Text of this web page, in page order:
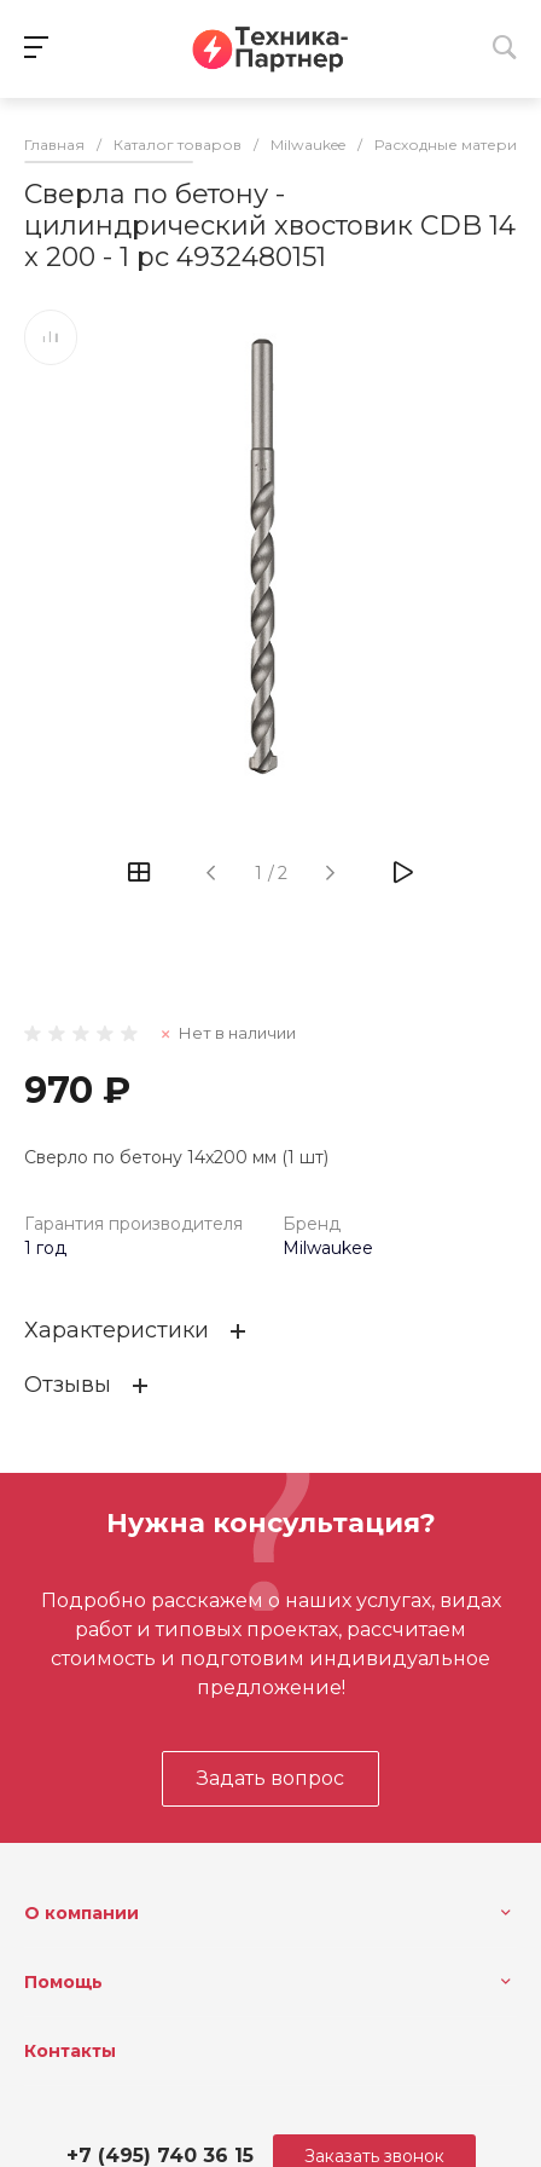
Главная / Каталог товаров / Milwaukee / Расходные
Сверла по бетону -
цилиндрический хвостовик CDB 14
x 200 - 1 pc 4932480151
1 /2
Нет в наличии
970 ₽
Сверло по бетону 14x200 мм (1 шт)
Гарантия производителя
1 год
Бренд
Milwaukee
Характеристики
Гарантия производителя
Отзывы
Отзывов ещё нет – ваш может стать
первым
Нужна консультация?
Подробно расскажем о наших услугах, видах
работ и типовых проектах, рассчитаем
стоимость и подготовим индивидуальное
предложение!
Задать вопрос
О компании
Помощь
Контакты
+7 (495) 740 36 15 Заказать звонок